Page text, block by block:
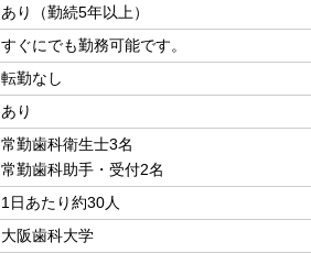
あり（勤続5年以上）
すぐにでも勤務可能です。
転勤なし
あり
常勤歯科衛生士3名
常勤歯科助手・受付2名
1日あたり約30人
大阪歯科大学